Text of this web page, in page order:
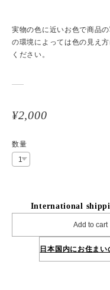
実物の色に近いお色で商品
の環境によっては色の見え
ください。
¥2,000
数量
International
Add to cart
日本国内にお住まい